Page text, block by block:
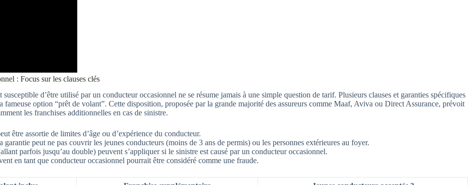
: Focus sur les clauses clés
d’être utilisé par un conducteur occasionnel ne se résume jamais à une simple question de tarif. Plusieurs clauses et garanties spécifiques
fameuse option “prêt de volant”. Cette disposition, proposée par la grande majorité des assureurs comme Maaf, Aviva ou Direct Assurance, prévoit
les franchises additionnelles en cas de sinistre.
être assortie de limites d’âge ou d’expérience du conducteur.
garantie peut ne pas couvrir les jeunes conducteurs (moins de 3 ans de permis) ou les personnes extérieures au foyer.
parfois jusqu’au double) peuvent s’appliquer si le sinistre est causé par un conducteur occasionnel.
en tant que conducteur occasionnel pourrait être considéré comme une fraude.